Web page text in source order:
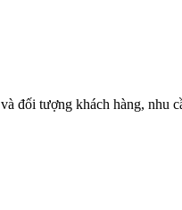
đối tượng khách hàng, nhu